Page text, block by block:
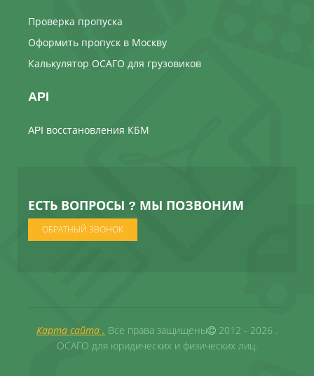
Проверка пропуска
Оформить пропуск в Москву
Калькулятор ОСАГО для грузовиков
API
API восстановления КБМ
ЕСТЬ ВОПРОСЫ ? МЫ ПОЗВОНИМ
ОБРАТНЫЙ ЗВОНОК
Карта сайта . Все права защищены
2012 - 2026 .
ОСАГО для юридических и физических лиц.